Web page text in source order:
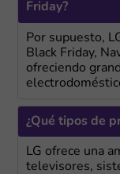
Friday?
Por supuesto,
Black Friday,
ofreciendo
¿Qué tipos de
LG ofrece una
televisores,